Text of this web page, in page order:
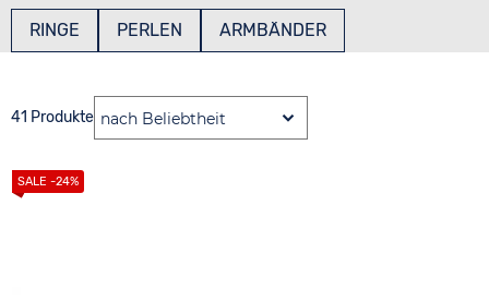
RINGE PERLEN ARMBÄNDER
41 Produkte